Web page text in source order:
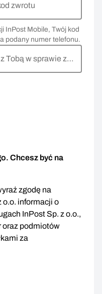
zwrotu
InPost Mobile, Twój kod
podany numer telefonu.
Tobą w sprawie zwrotu
Chcesz być na
zgodę na
o.o. informacji o
InPost Sp. z o.o.,
oraz podmiotów
za